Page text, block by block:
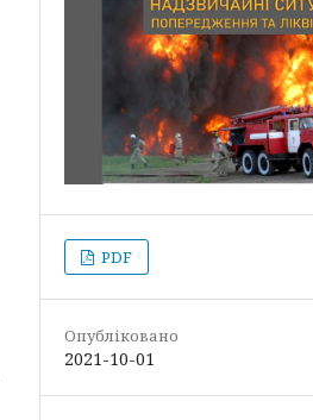
PDF
Опубліковано
2021-10-01